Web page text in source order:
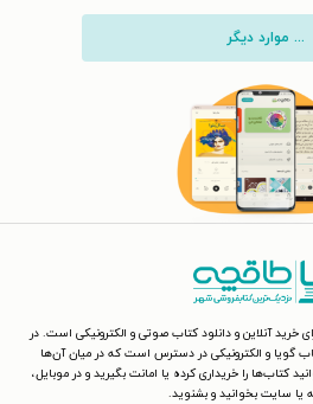
... موارد دیگر
خرید آنلاین و دانلود کتاب صوتی و الکترونیکی است. در
گویا و الکترونیکی در دسترس است که در میان آن‌ها
کتاب‌ها را خریداری کرده یا امانت بگیرید و در موبایل،
یا سایت بخوانید و بشنوید.